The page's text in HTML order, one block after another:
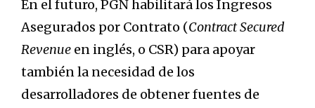
​​En el futuro, PGN habilitará los Ingresos
Asegurados por Contrato (Contract Secured
Revenue en inglés, o CSR) para apoyar
también la necesidad de los
desarrolladores de obtener fuentes de